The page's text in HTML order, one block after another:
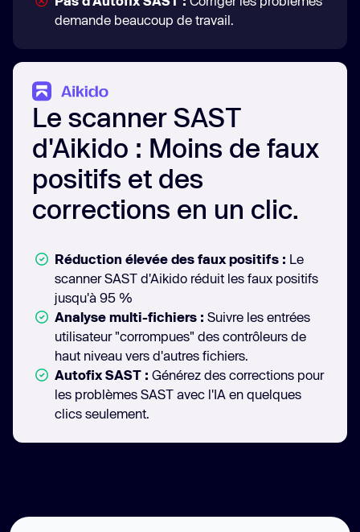
demande beaucoup de travail.
Le scanner SAST
d'Aikido : Moins de faux
positifs et des
corrections en un clic.
Réduction élevée des faux positifs : Le
scanner SAST d'Aikido réduit les faux positifs
jusqu'à 95 %
Analyse multi-fichiers : Suivre les entrées
utilisateur "corrompues" des contrôleurs de
haut niveau vers d'autres fichiers.
Autofix SAST : Générez des corrections pour
les problèmes SAST avec l'IA en quelques
clics seulement.